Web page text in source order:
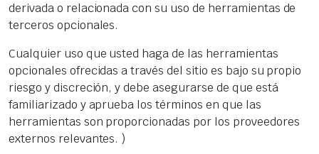
derivada o relacionada con su uso de herramientas de
terceros opcionales.
Cualquier uso que usted haga de las herramientas
opcionales ofrecidas a través del sitio es bajo su propio
riesgo y discreción, y debe asegurarse de que está
familiarizado y aprueba los términos en que las
herramientas son proporcionadas por los proveedores
externos relevantes. )